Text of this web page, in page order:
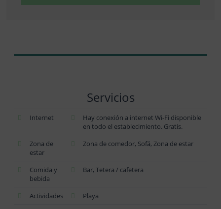
Servicios
Internet
Hay conexión a internet Wi-Fi disponible
en todo el establecimiento. Gratis.
Zona de
estar
Zona de comedor, Sofá, Zona de estar
Comida y
bebida
Bar, Tetera / cafetera
Actividades Playa